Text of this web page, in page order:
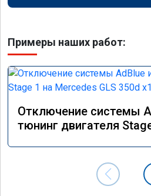
Примеры наших работ:
Отключение системы
тюнинг двигателя